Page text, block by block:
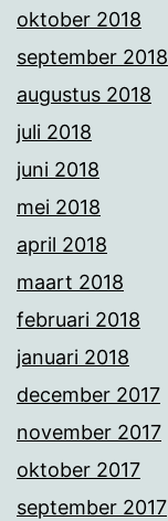
oktober 2018
september 2018
augustus 2018
juli 2018
juni 2018
mei 2018
april 2018
maart 2018
februari 2018
januari 2018
december 2017
november 2017
oktober 2017
september 2017